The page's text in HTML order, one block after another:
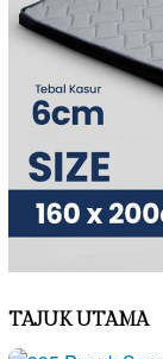
TAJUK UTAMA